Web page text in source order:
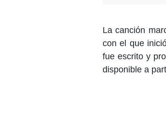
La canción
con el que
fue escrito y
disponible a